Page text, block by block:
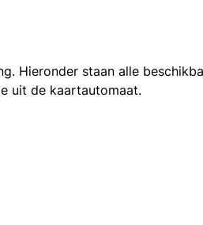
Hieronder staan alle
uit de kaartautomaat.